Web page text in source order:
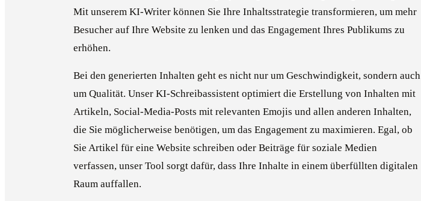
Mit unserem KI-Writer können Sie Ihre Inhaltsstrategie transformieren, um mehr
Besucher auf Ihre Website zu lenken und das Engagement Ihres Publikums zu
erhöhen.
Bei den generierten Inhalten geht es nicht nur um Geschwindigkeit, sondern auch
um Qualität. Unser KI-Schreibassistent optimiert die Erstellung von Inhalten mit
Artikeln, Social-Media-Posts mit relevanten Emojis und allen anderen Inhalten,
die Sie möglicherweise benötigen, um das Engagement zu maximieren. Egal, ob
Sie Artikel für eine Website schreiben oder Beiträge für soziale Medien
verfassen, unser Tool sorgt dafür, dass Ihre Inhalte in einem überfüllten digitalen
Raum auffallen.